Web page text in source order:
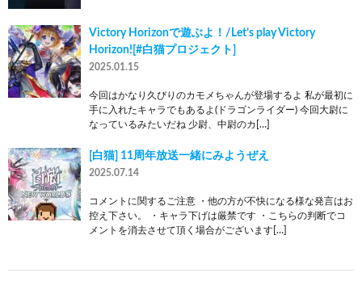
Victory Horizonで遊ぶよ！/Let’s play Victory
Horizon![#白猫プロジェクト]
2025.01.15
今回はかなり久びりのカモメちゃんが登場するよ 私が最初に
手に入れたキャラでもあるよ(ドラゴンライダー) 今回大尉に
なっているみたいだね 少尉、中尉のカ[…]
[白猫] 11周年放送一緒にみようぜえ
2025.07.14
コメントに関するご注意 ・他の方が不快になる様な発言はお
控え下さい。 ・キャラ下げは厳禁です ・こちらの判断でコ
メントを消去させて頂く場合がございます[…]